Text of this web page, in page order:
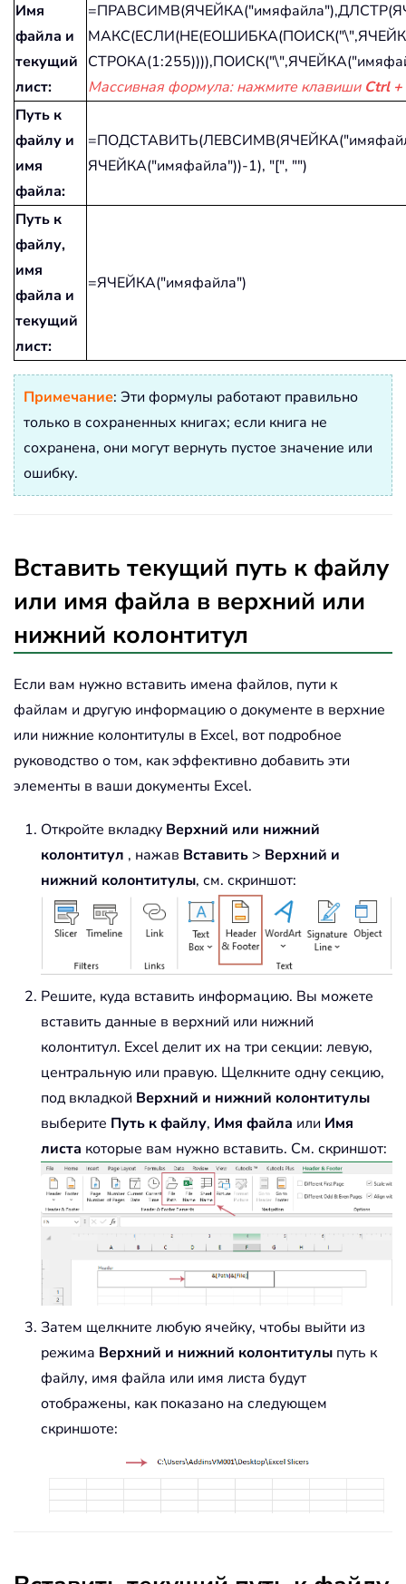
Имя
файла и
текущий
лист:
Массивная формула: нажмите клавиши Ctrl
Путь к
файлу и
имя
файла:
ЯЧЕЙКА("имяфайла"))-1), "[", "")
Путь к
файлу,
имя
файла и
текущий
лист:
=ЯЧЕЙКА("имяфайла")
Примечание: Эти формулы работают правильно
только в сохраненных книгах; если книга не
сохранена, они могут вернуть пустое значение или
ошибку.
Вставить текущий путь к файлу
или имя файла в верхний или
нижний колонтитул
Если вам нужно вставить имена файлов, пути к
файлам и другую информацию о документе в верхние
или нижние колонтитулы в Excel, вот подробное
руководство о том, как эффективно добавить эти
элементы в ваши документы Excel.
Откройте вкладку Верхний или нижний
колонтитул , нажав Вставить > Верхний и
нижний колонтитулы, см. скриншот:
Решите, куда вставить информацию. Вы можете
вставить данные в верхний или нижний
колонтитул. Excel делит их на три секции: левую,
центральную или правую. Щелкните одну секцию,
под вкладкой Верхний и нижний колонтитулы
выберите Путь к файлу, Имя файла или Имя
листа которые вам нужно вставить. См. скриншот:
Затем щелкните любую ячейку, чтобы выйти из
режима Верхний и нижний колонтитулы путь к
файлу, имя файла или имя листа будут
отображены, как показано на следующем
скриншоте: